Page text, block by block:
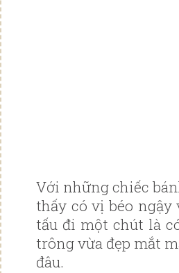
Với những chiếc
thấy có vị béo
tấu đi một chút là
trông vừa đẹp mắt
đâu.